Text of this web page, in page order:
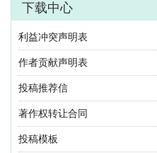
下载中心
利益冲突声明表
作者贡献声明表
投稿推荐信
著作权转让合同
投稿模板